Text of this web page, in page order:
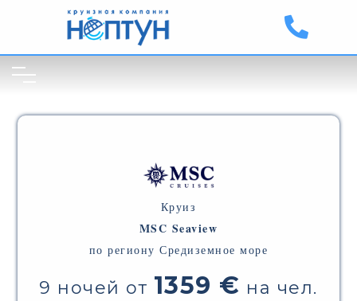
Круиз
MSC Seaview
по региону Средиземное море
9 ночей от 1359 € на чел.